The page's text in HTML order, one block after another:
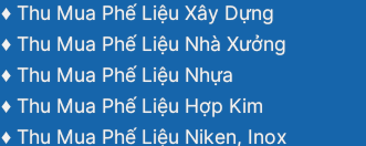
♦ Thu Mua Phế Liệu Xây Dựng
♦ Thu Mua Phế Liệu Nhà Xưởng
♦ Thu Mua Phế Liệu Nhựa
♦ Thu Mua Phế Liệu Hợp Kim
♦ Thu Mua Phế Liệu Niken, Inox